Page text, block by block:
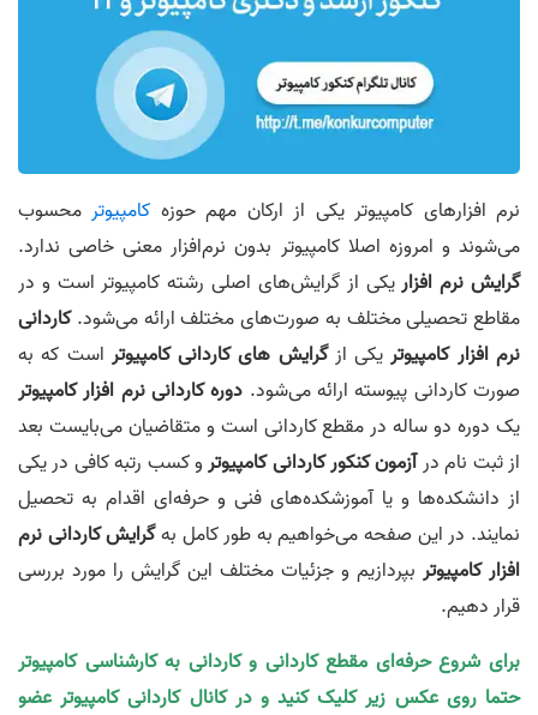
نرم افزارهای کامپیوتر یکی از ارکان مهم حوزه کامپیوترمحسوب
می‌شوند و امروزه اصلا کامپیوتر بدون نرم‌افزار معنی خاصی ندارد.
گرایش نرم افزاریکی از گرایش‌های اصلی رشته کامپیوتر است و در
مقاطع تحصیلی مختلف به صورت‌های مختلف ارائه می‎‌شود.
کاردانی
نرم افزار کامپیوتریکی ازگرایش های کاردانی کامپیوتر است که به
صورت کاردانی پیوسته ارائه می‌‎شود.
دوره کاردانی نرم افزار کامپیوتر
یک دوره دو ساله در مقطع کاردانی است و متقاضیان می‌بایست بعد
از ثبت نام درآزمون کنکور کاردانی کامپیوترو کسب رتبه کافی در یکی
از دانشکده‌ها و یا آموزشکده‌های فنی و حرفه‌ای اقدام به تحصیل
نمایند. در این صفحه می‌خواهیم به طور کامل بهگرایش کاردانی نرم
افزار کامپیوتر بپردازیم و جزئیات مختلف این گرایش را مورد بررسی
قرار دهیم.
برای شروع حرفه‌ای مقطع کاردانی و کاردانی به کارشناسی کامپیوتر
حتما روی عکس زیر کلیک کنید و در کانال کاردانی کامپیوتر عضو